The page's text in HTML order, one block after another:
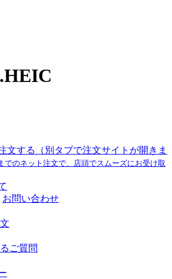
文する
（別タブで注文サイトが開きま
でのネット注文で、店頭でスムーズにお受け取
お問い合わせ
ご質問